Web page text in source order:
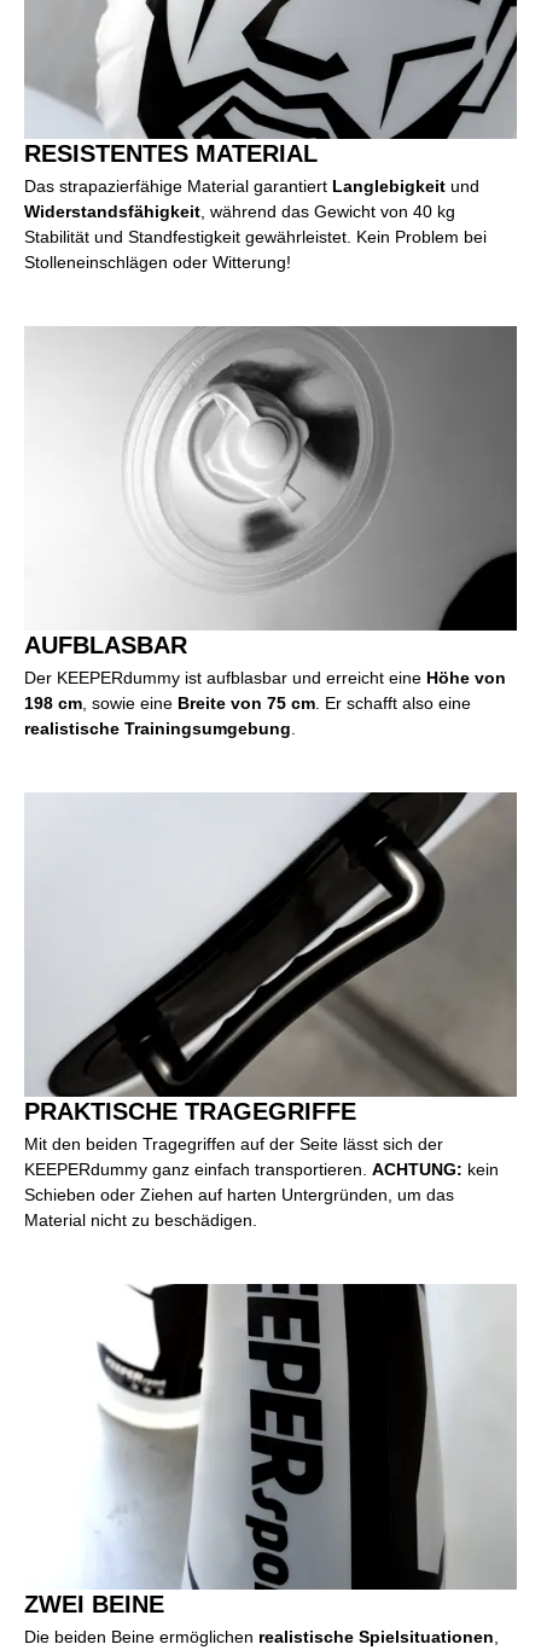
RESISTENTES MATERIAL
Das strapazierfähige Material garantiert Langlebigkeit und
Widerstandsfähigkeit , während das Gewicht von 40 kg
Stabilität und Standfestigkeit gewährleistet. Kein Problem bei
Stolleneinschlägen oder Witterung!
AUFBLASBAR
Der KEEPERdummy ist aufblasbar und erreicht eine Höhe von
198 cm, sowie eine Breite von 75 cm. Er schafft also eine
realistische Trainingsumgebung.
PRAKTISCHE TRAGEGRIFFE
Mit den beiden Tragegriffen auf der Seite lässt sich der
KEEPERdummy ganz einfach transportieren. ACHTUNG: kein
Schieben oder Ziehen auf harten Untergründen, um das
Material nicht zu beschädigen.
ZWEI BEINE
Die beiden Beine ermöglichen realistische Spielsituationen